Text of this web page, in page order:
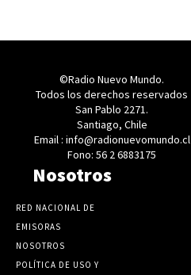
©Radio Nuevo Mundo.
Todos los derechos reservados
San Pablo 2271.
Santiago, Chile
Email : info@radionuevomundo.cl
Fono: 56 2 6883175
Nosotros
RED NACIONAL DE
EMISORAS
NOSOTROS
POLÍTICA DE USO Y